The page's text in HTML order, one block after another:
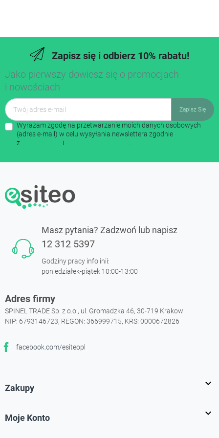
Zapisz się i odbierz 10% rabatu!
Jako pierwszy dowiesz się o promocjach
i nowościach
Wyrażam zgodę na przetwarzanie moich danych osobowych
(adres e-mail) w celu wysyłania newslettera zgodnie
z
i
Masz pytania? Zadzwoń lub napisz
12 312 5397
Godziny pracy infolinii:
poniedziałek-piątek 10:00-13:00
Adres firmy
SPINEL TRADE Sp. z o.o., ul. Gromadzka 46, 30-719 Krakow
NIP: 6793146723, REGON: 366999715, KRS: 0000672826
facebook.com/esiteopl
Facebook
Zakupy 
Moje Konto 